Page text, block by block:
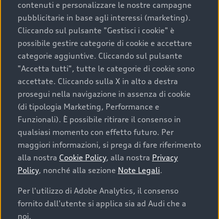
contenuti e personalizzare le nostre campagne
pubblicitarie in base agli interessi (marketing).
Cliccando sul pulsante "Gestisci i cookie" è
possibile gestire categorie di cookie e accettare
categorie aggiuntive. Cliccando sul pulsante
"Accetta tutti", tutte le categorie di cookie sono
accettate. Cliccando sulla X in alto a destra
prosegui nella navigazione in assenza di cookie
(di tipologia Marketing, Performance e
Funzionali). È possibile ritirare il consenso in
qualsiasi momento con effetto futuro. Per
maggiori informazioni, si prega di fare riferimento
alla nostra Cookie Policy, alla nostra Privacy
Policy, nonché alla sezione Note Legali.
Per l'utilizzo di Adobe Analytics, il consenso
fornito dall'utente si applica sia ad Audi che a
noi.
Scegliere un’auto usata è una decisione che coniuga
convenienza, affidabilità e sostenibilità. Per fare un
acquisto sicuro, è essenziale considerare aspetti
determinanti come la garanzia inclusa e l’affidabilità del
marchio. Audi offre l’auto usata perfetta tramite Audi
Prima Scelta :plus
Cosa sapere prima di
acquistare la tua prossima
auto
I requisiti fondamentali da considerare prima di
acquistare un’auto usata, oltre al prezzo e all'aspetto,